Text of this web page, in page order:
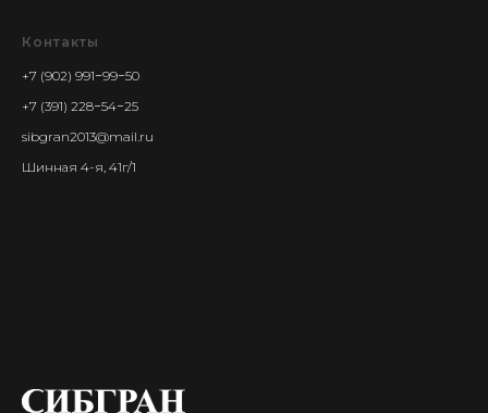
Контакты
+7 (902) 991−99−50
+7 (391) 228−54−25
sibgran2013@mail.ru
Шинная 4-я, 41г/1